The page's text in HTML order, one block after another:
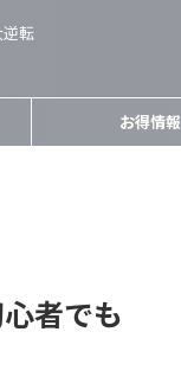
転
お得情報
者でも